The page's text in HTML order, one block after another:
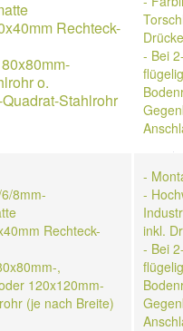
Rechteck-
o.
Stahlrohr
- Bei
8mm-
Rechteck-
,
120x120mm-
(je nach Breite)
-
-
inkl.
- Bei